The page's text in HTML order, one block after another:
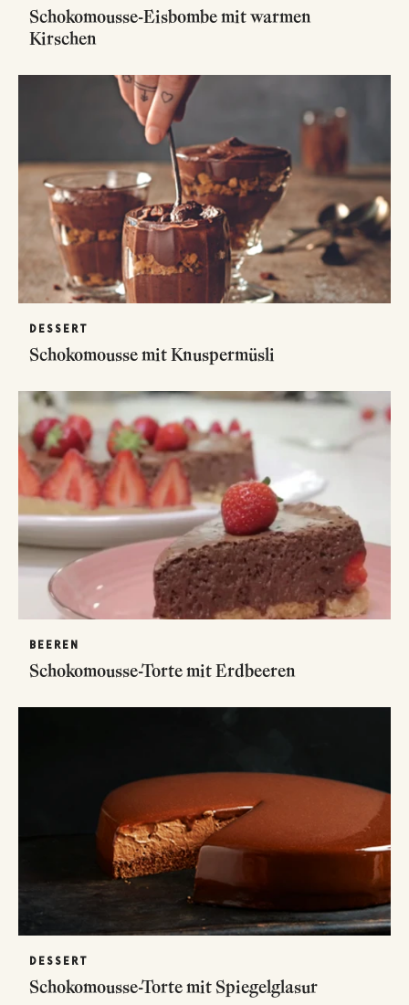
Schokomousse-Eisbombe mit warmen
Kirschen
DESSERT
Schokomousse mit Knuspermüsli
BEEREN
Schokomousse-Torte mit Erdbeeren
DESSERT
Schokomousse-Torte mit Spiegelglasur